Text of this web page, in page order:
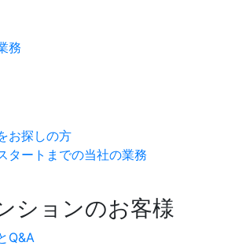
務
お探しの方
タートまでの当社の業務
ションのお客様
Q&A